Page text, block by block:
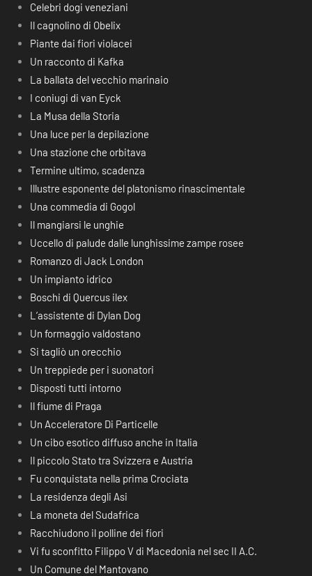
Celebri dogi veneziani
Il cagnolino di Obelix
Piante dai fiori violacei
Un racconto di Kafka
La ballata del vecchio marinaio
I coniugi di van Eyck
La Musa della Storia
Una luce per la depilazione
Una stazione che orbitava
Termine ultimo, scadenza
Illustre esponente del platonismo rinascimentale
Una commedia di Gogol
Il mangiarsi le unghie
Uccello di palude dalle lunghissime zampe rosee
Romanzo di Jack London
Un impianto idrico
Boschi di Quercus ilex
L’assistente di Dylan Dog
Un formaggio valdostano
Si tagliò un orecchio
Un treppiede per i suonatori
Disposti tutti intorno
Il fiume di Praga
Un Acceleratore Di Particelle
Un cibo esotico diffuso anche in Italia
Il piccolo Stato tra Svizzera e Austria
Fu conquistata nella prima Crociata
La residenza degli Asi
La moneta del Sudafrica
Racchiudono il polline dei fiori
Vi fu sconfitto Filippo V di Macedonia nel sec II A.C.
Un Comune del Mantovano